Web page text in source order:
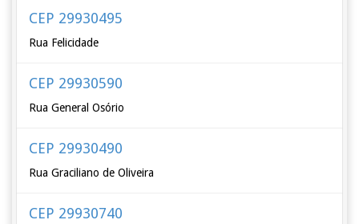
CEP 29930495
Rua Felicidade
CEP 29930590
Rua General Osório
CEP 29930490
Rua Graciliano de Oliveira
CEP 29930740